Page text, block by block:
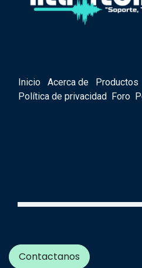
Inicio Acerca de Productos
Política de privacidad
Foro
Contactanos